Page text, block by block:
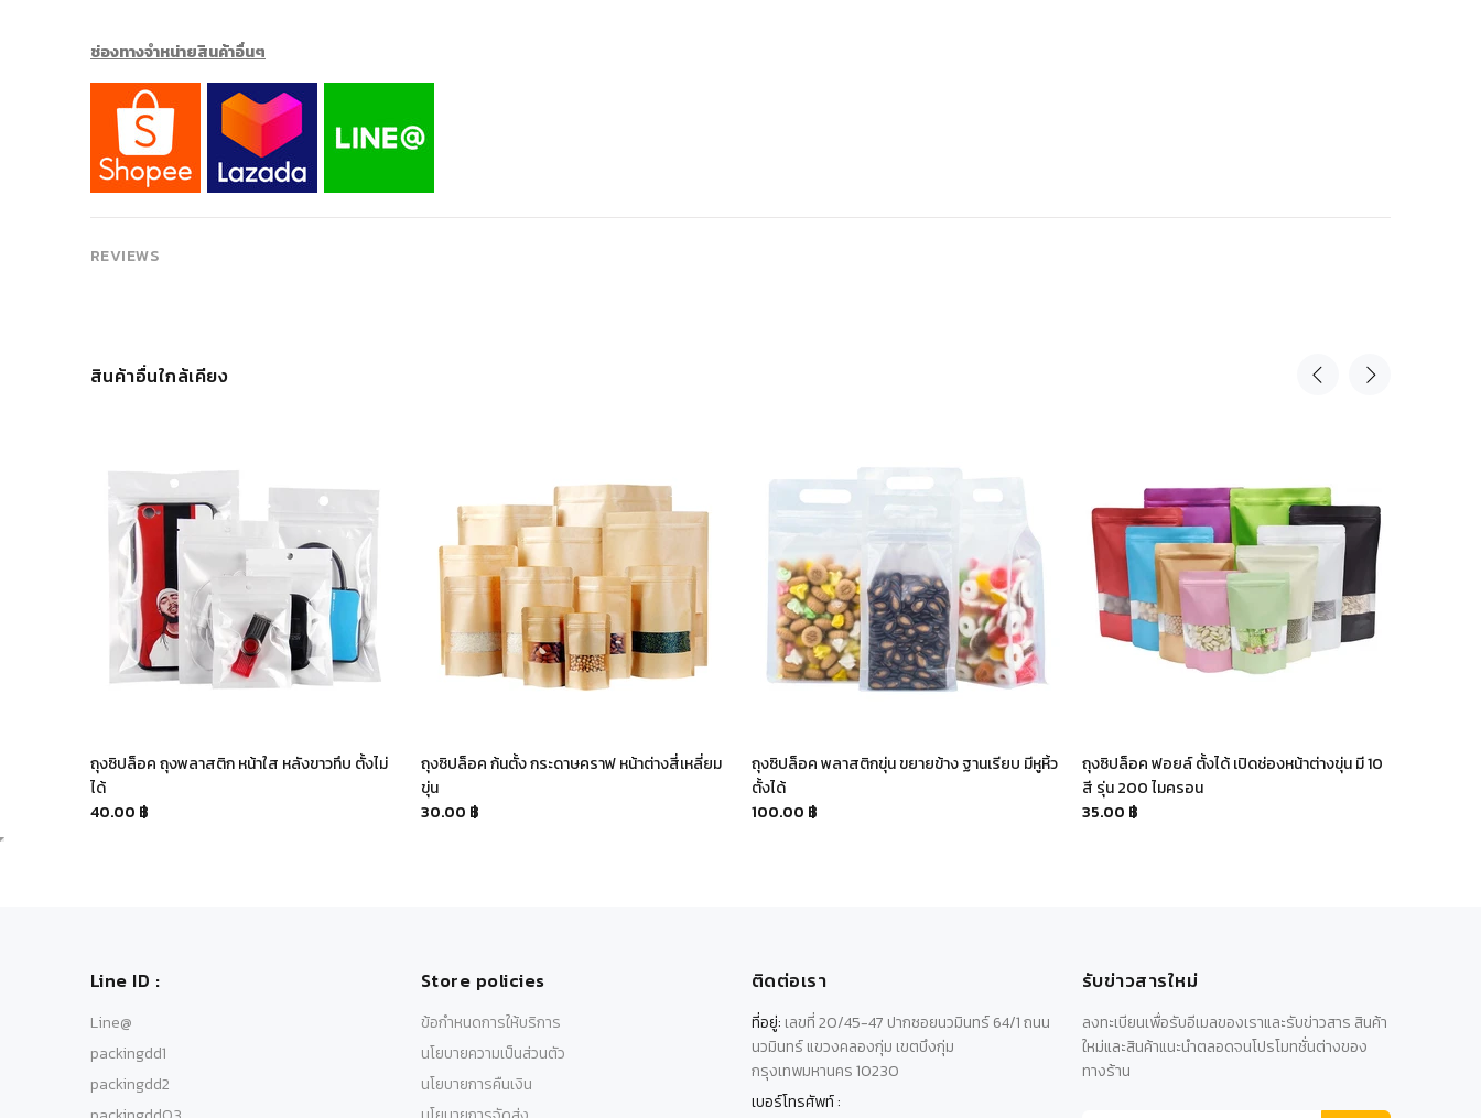
ช่องทางจำหน่ายสินค้าอื่นๆ
REVIEWS
สินค้าอื่นใกล้เคียง
ถุงซิปล็อค ถุงพลาสติก หน้าใส หลังขาวทึบ ตั้งไม่
ได้
40.00 ฿
ถุงซิปล็อค ก้นตั้ง กระดาษคราฟ หน้าต่างสี่เหลี่ยม
ขุ่น
30.00 ฿
ถุงซิปล็อค พลาสติกขุ่น ขยายข้าง ฐานเรียบ มีหูหิ้ว
ตั้งได้
100.00 ฿
ถุงซิปล็อค ฟอยล์ ตั้งได้ เปิดช่องหน้าต่างขุ่น มี 10
สี รุ่น 200 ไมครอน
35.00 ฿
Line ID :
Line@
packingdd1
packingdd2
Store policies
ข้อกำหนดการให้บริการ
นโยบายความเป็นส่วนตัว
นโยบายการคืนเงิน
ติดต่อเรา
ที่อยู่: เลขที่ 20/45-47 ปากซอยนวมินทร์ 64/1 ถนน
นวมินทร์ แขวงคลองกุ่ม เขตบึงกุ่ม
กรุงเทพมหานคร 10230
เบอร์โทรศัพท์ :
รับข่าวสารใหม่
ลงทะเบียนเพื่อรับอีเมลของเราและรับข่าวสาร สินค้า
ใหม่และสินค้าแนะนำตลอดจนโปรโมทชั่นต่างของ
ทางร้าน